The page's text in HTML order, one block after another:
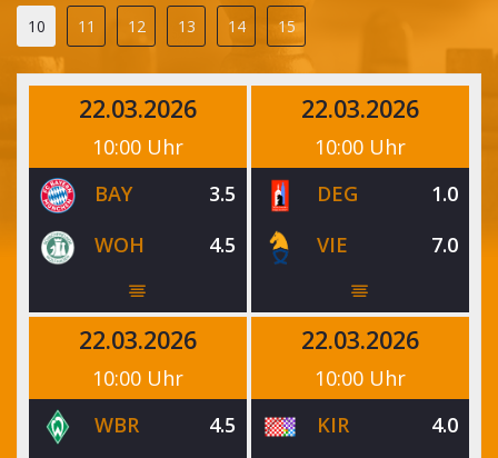
10 11 12 13 14 15
22.03.2026
10:00 Uhr
BAY
3.5
WOH
4.5
22.03.2026
10:00 Uhr
DEG
1.0
VIE
7.0
22.03.2026
10:00 Uhr
WBR
4.5
22.03.2026
10:00 Uhr
KIR
4.0